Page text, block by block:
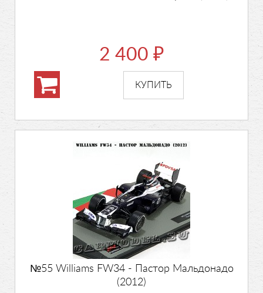
2 400 ₽
№55 Williams FW34 - Пастор Мальдонадо
(2012)